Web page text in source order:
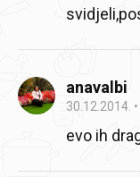
anavalbi
30.12.2014.
evo ih